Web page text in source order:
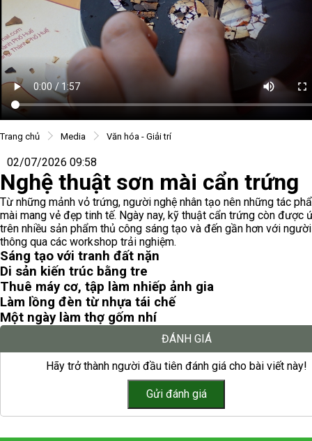
Trang chủ Media Văn hóa - Giải trí
02/07/2026 09:58
Nghệ thuật sơn mài cẩn trứng
Từ những mảnh vỏ trứng, người nghệ nhân tạo nên những tác
mài mang vẻ đẹp tinh tế. Ngày nay, kỹ thuật cẩn trứng còn được
trên nhiều sản phẩm thủ công sáng tạo và đến gần hơn với
thông qua các workshop trải nghiệm.
Sáng tạo với tranh đất nặn
Di sản kiến trúc bằng tre
Thuê máy cơ, tập làm nhiếp ảnh gia
Làm lồng đèn từ nhựa tái chế
Một ngày làm thợ gốm nhí
ĐÁNH GIÁ
Hãy trở thành người đầu tiên đánh giá cho bài viết này!